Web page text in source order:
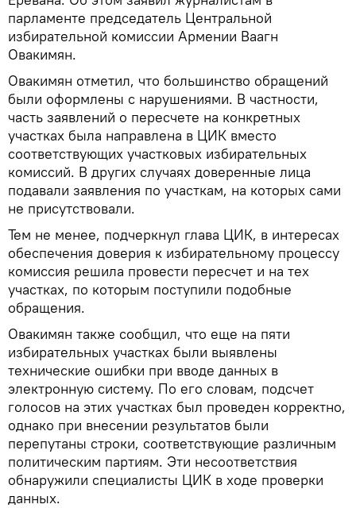
парламенте председатель Центральной
избирательной комиссии Армении Ваагн
Овакимян.
Овакимян отметил, что большинство обращений
были оформлены с нарушениями. В частности,
часть заявлений о пересчете на конкретных
участках была направлена в ЦИК вместо
соответствующих участковых избирательных
комиссий. В других случаях доверенные лица
подавали заявления по участкам, на которых сами
не присутствовали.
Тем не менее, подчеркнул глава ЦИК, в интересах
обеспечения доверия к избирательному процессу
комиссия решила провести пересчет и на тех
участках, по которым поступили подобные
обращения.
Овакимян также сообщил, что еще на пяти
избирательных участках были выявлены
технические ошибки при вводе данных в
электронную систему. По его словам, подсчет
голосов на этих участках был проведен корректно,
однако при внесении результатов были
перепутаны строки, соответствующие различным
политическим партиям. Эти несоответствия
обнаружили специалисты ЦИК в ходе проверки
данных.